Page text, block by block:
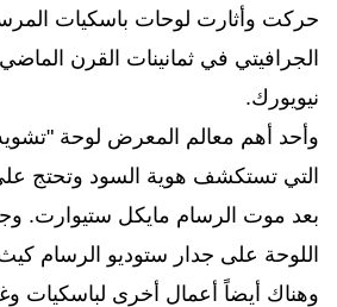
حركت وأثارت لوحات باسكيات
الجرافيتي في ثمانينات القرن
نيويورك.
التي تستكشف هوية السود وتحتج
بعد موت الرسام مايكل ستيوارت.
اللوحة على جدار ستوديو الرسام
وهناك أيضاً أعمال أخرى لباسكيات